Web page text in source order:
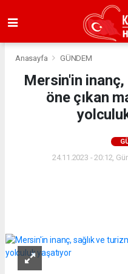
Anasayfa GÜNDEM
Mersin'in
öne çıkan
24.11.2023 - 20:12,